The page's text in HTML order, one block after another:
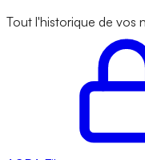
Tout l'historique de vos